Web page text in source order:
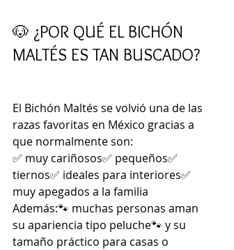
🐶 ¿POR QUÉ EL BICHÓN
MALTÉS ES TAN BUSCADO?
El Bichón Maltés se volvió una de las
razas favoritas en México gracias a
que normalmente son:
✅ muy cariñosos✅ pequeños✅
tiernos✅ ideales para interiores✅
muy apegados a la familia
Además:🐾 muchas personas aman
su apariencia tipo peluche🐾 y su
tamaño práctico para casas o